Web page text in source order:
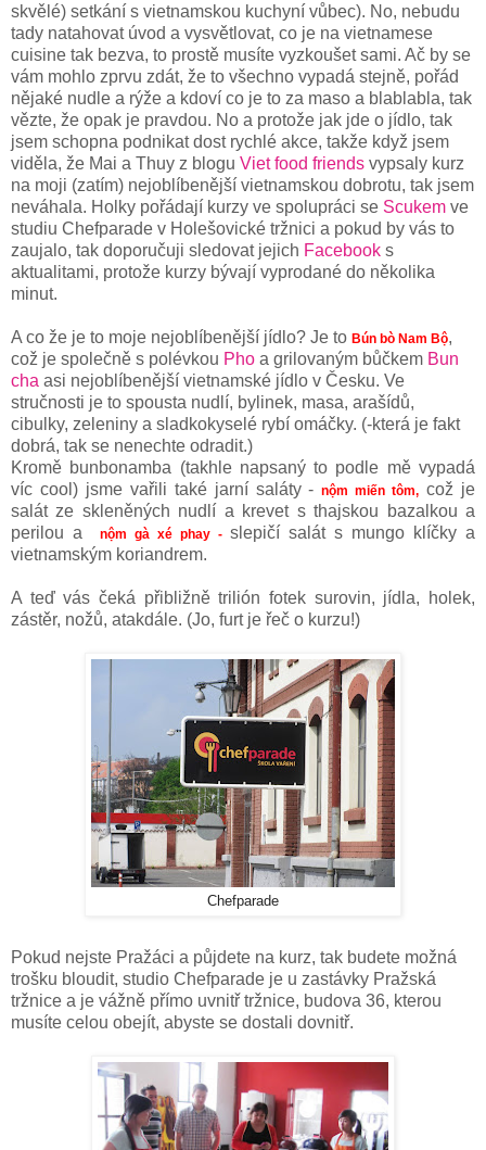
skvělé) setkání s vietnamskou kuchyní vůbec). No, nebudu
tady natahovat úvod a vysvětlovat, co je na vietnamese
cuisine tak bezva, to prostě musíte vyzkoušet sami. Ač by se
vám mohlo zprvu zdát, že to všechno vypadá stejně, pořád
nějaké nudle a rýže a kdoví co je to za maso a blablabla, tak
vězte, že opak je pravdou. No a protože jak jde o jídlo, tak
jsem schopna podnikat dost rychlé akce, takže když jsem
viděla, že Mai a Thuy z blogu Viet food friends vypsaly kurz
na moji (zatím) nejoblíbenější vietnamskou dobrotu, tak jsem
neváhala. Holky pořádají kurzy ve spolupráci se Scukem ve
studiu Chefparade v Holešovické tržnici a pokud by vás to
zaujalo, tak doporučuji sledovat jejich Facebook s
aktualitami, protože kurzy bývají vyprodané do několika
minut.
A co že je to moje nejoblíbenější jídlo? Je to Bún bò Nam Bộ,
což je společně s polévkou Pho a grilovaným bůčkem Bun
cha asi nejoblíbenější vietnamské jídlo v Česku. Ve
stručnosti je to spousta nudlí, bylinek, masa, arašídů,
cibulky, zeleniny a sladkokyselé rybí omáčky. (-která je fakt
dobrá, tak se nenechte odradit.)
Kromě bunbonamba (takhle napsaný to podle mě vypadá
víc cool) jsme vařili také jarní saláty -nộm miến tôm, což je
salát ze skleněných nudlí a krevet s thajskou bazalkou a
perilou a
nộm gà xé phay - slepičí salát s mungo klíčky a
vietnamským koriandrem.
A teď vás čeká přibližně trilión fotek surovin, jídla, holek,
zástěr, nožů, atakdále. (Jo, furt je řeč o kurzu!)
Chefparade
Pokud nejste Pražáci a půjdete na kurz, tak budete možná
trošku bloudit, studio Chefparade je u zastávky Pražská
tržnice a je vážně přímo uvnitř tržnice, budova 36, kterou
musíte celou obejít, abyste se dostali dovnitř.